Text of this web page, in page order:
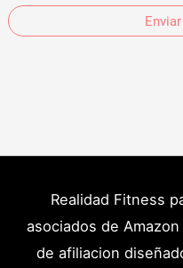
Realidad Fitness
asociados de
de afiliacion